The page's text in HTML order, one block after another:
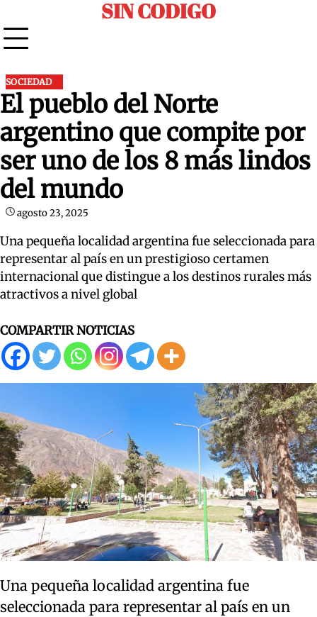
to
content
SIN CODIGO
SOCIEDAD
El pueblo del Norte
argentino que compite por
ser uno de los 8 más lindos
del mundo
agosto 23, 2025
Una pequeña localidad argentina fue seleccionada para
representar al país en un prestigioso certamen
internacional que distingue a los destinos rurales más
atractivos a nivel global
COMPARTIR NOTICIAS
Una pequeña localidad argentina fue
seleccionada para representar al país en un